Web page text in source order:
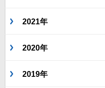
2021年
2020年
2019年